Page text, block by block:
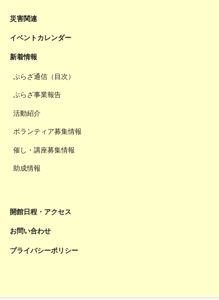
災害関連
イベントカレンダー
新着情報
ぷらざ通信（目次）
ぷらざ事業報告
活動紹介
ボランティア募集情報
催し・講座募集情報
助成情報
開館日程・アクセス
お問い合わせ
プライバシーポリシー